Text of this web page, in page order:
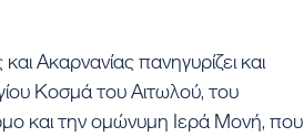
Ακαρνανίας πανηγυρίζει και
Κοσμά του Αιτωλού, του
και την ομώνυμη Ιερά Μονή, που